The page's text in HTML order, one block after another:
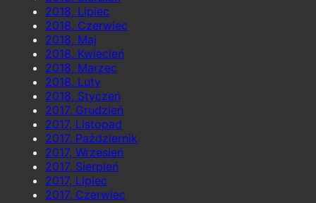
2018, Lipiec
2018, Czerwiec
2018, Maj
2018, Kwiecień
2018, Marzec
2018, Luty
2018, Styczeń
2017, Grudzień
2017, Listopad
2017, Październik
2017, Wrzesień
2017, Sierpień
2017, Lipiec
2017, Czerwiec